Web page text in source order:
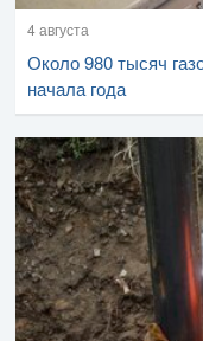
4 августа
Около 980 тысяч
начала года